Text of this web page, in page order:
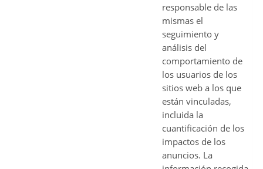
responsable de las
mismas el
seguimiento y
análisis del
comportamiento de
los usuarios de los
sitios web a los que
están vinculadas,
incluida la
cuantificación de los
impactos de los
anuncios. La